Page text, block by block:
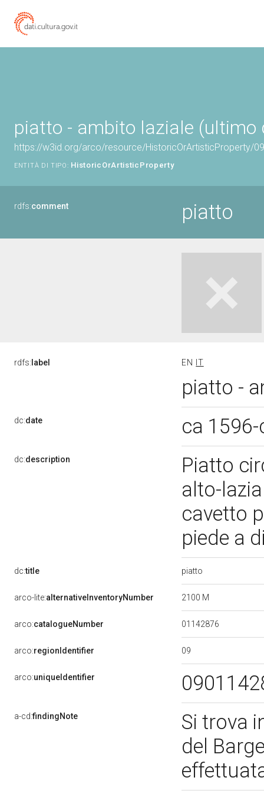
piatto - ambito laziale (ultimo
https://w3id.org/arco/resource/HistoricOrArtisticProperty/
ENTITÀ DI TIPO: HistoricOrArtisticProperty
rdfs:comment piatto
rdfs: label EN IT
piatto -
dc:date ca
dc:description
Piatto
alto-
cavetto
piede a
dc:title piatto
arco-lite:alternativeInventoryNumber 2100 M
arco:catalogueNumber 01142876
arco:regionIdentifier 09
arco:uniqueIdentifier
a-cd:findingNote
Si trova
del